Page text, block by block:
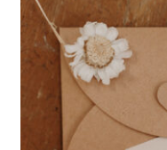
Notre histoire
Contact